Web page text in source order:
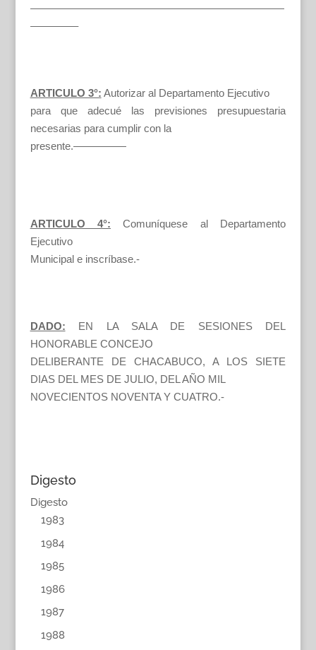
————————————————————————
————–
ARTICULO 3°: Autorizar al Departamento Ejecutivo
para que adecué las previsiones presupuestaria
necesarias para cumplir con la
presente.—————
ARTICULO 4°: Comuníquese al Departamento
Ejecutivo
Municipal e inscríbase.-
DADO:
EN LA SALA DE SESIONES DEL
HONORABLE CONCEJO
DELIBERANTE DE CHACABUCO, A LOS SIETE
DIAS DEL MES DE JULIO, DEL AÑO MIL
NOVECIENTOS NOVENTA Y CUATRO.-
Digesto
Digesto
1983
1984
1985
1986
1987
1988